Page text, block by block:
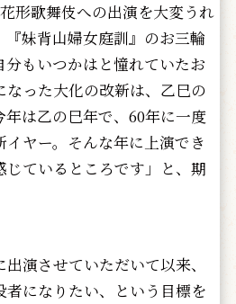
形歌舞伎への出演を大変うれ
『妹背山婦女庭訓』のお三輪
分もいつかはと憧れていたお
った大化の改新は、乙巳の
は乙の巳年で、60年に一度
イヤー。そんな年に上演でき
じているところです」と、期
演させていただいて以来、
者になりたい、という目標を